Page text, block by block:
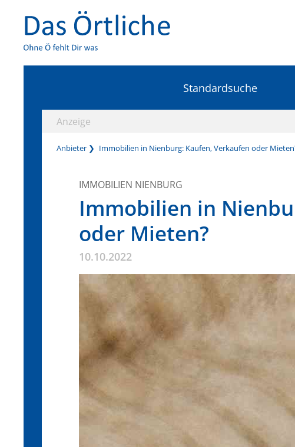
Standardsuche
Anzeige
Anbieter Immobilien in Nienburg: Kaufen, Verkaufen oder
IMMOBILIEN NIENBURG
Immobilien in
oder Mieten?
10.10.2022